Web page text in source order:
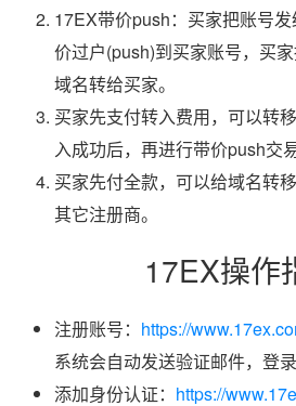
17EX带价push：买家把账号
价过户(push)到买家账号，买
域名转给买家。
买家先支付转入费用，可以转
入成功后，再进行带价push交易
买家先付全款，可以给域名转
其它注册商。
17EX操作
注册账号： https://
系统会自动发送验证邮件，登
添加身份认证： https://